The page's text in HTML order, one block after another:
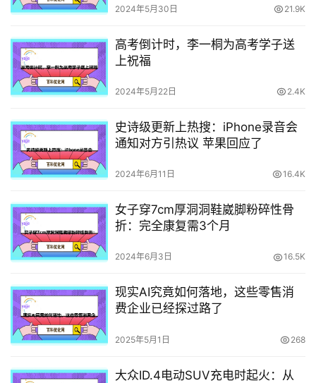
2024年5月30日 21.9K
高考倒计时，李一桐为高考学子送
上祝福
2024年5月22日 2.4K
史诗级更新上热搜：iPhone录音会
通知对方引热议 苹果回应了
2024年6月11日 16.4K
女子穿7cm厚洞洞鞋崴脚粉碎性骨
折：完全康复需3个月
2024年6月3日 16.5K
现实AI究竟如何落地，这些零售消
费企业已经探过路了
2025年5月1日 268
大众ID.4电动SUV充电时起火：从